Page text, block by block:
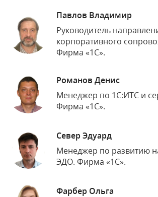
Павлов Владимир
Руководитель
корпоративного
Фирма «1С».
Романов Денис
Менеджер по 1С:ИТС и
Фирма «1С».
Север Эдуард
Менеджер по развитию
ЭДО. Фирма «1С».
Фарбер Ольга